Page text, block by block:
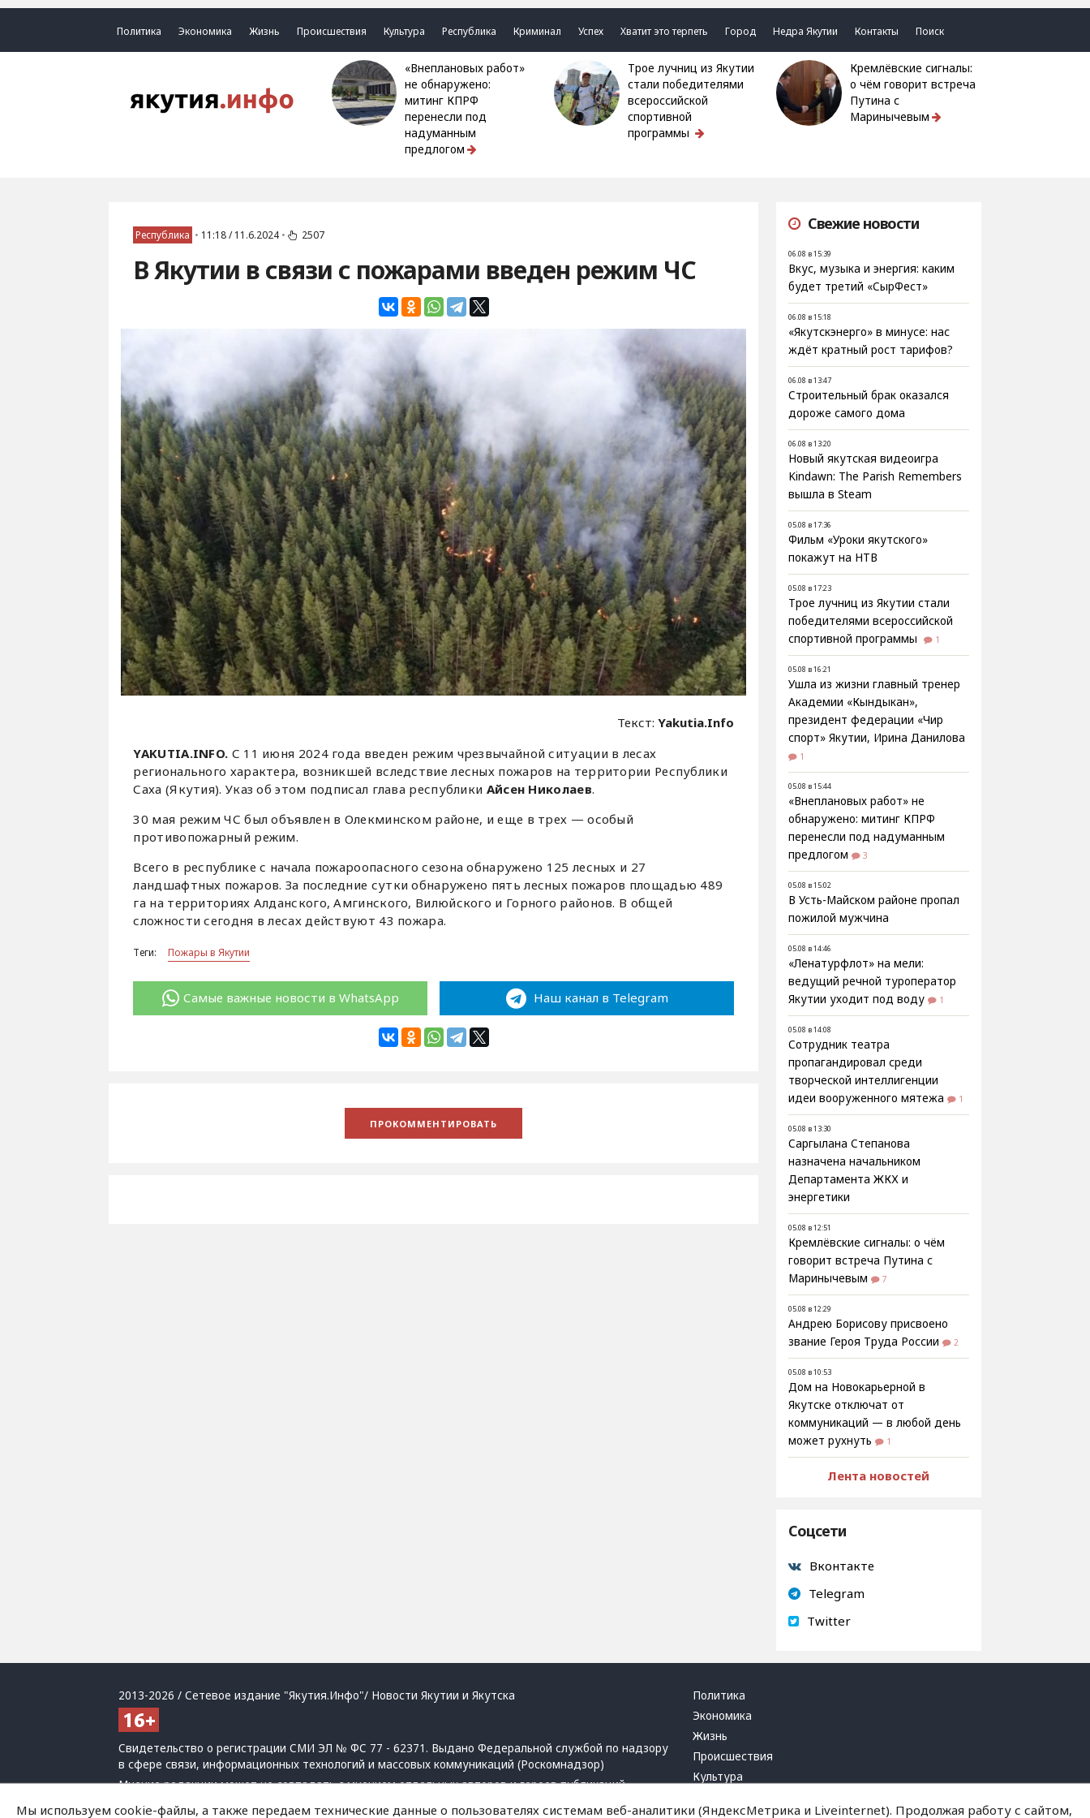
Политика Экономика Жизнь Происшествия Культура Республика Криминал Успех Хватит это терпеть Город Недра Якутии Контакты Поиск
«Внеплановых работ»
не обнаружено:
митинг КПРФ
перенесли под
надуманным
предлогом
Трое лучниц из Якутии
стали победителями
всероссийской
спортивной
программы
Кремлёвские сигналы:
о чём говорит встреча
Путина с
Маринычевым
Республика • 11:18 / 11.6.2024 • 2507
В Якутии в связи с пожарами введен режим ЧС
Текст:Yakutia.Info
YAKUTIA.INFO. С 11 июня 2024 года введен режим чрезвычайной ситуации в лесах
регионального характера, возникшей вследствие лесных пожаров на территории Республики
Саха (Якутия). Указ об этом подписал глава республики Айсен Николаев.
30 мая режим ЧС был объявлен в Олекминском районе, и еще в трех — особый
противопожарный режим.
Всего в республике с начала пожароопасного сезона обнаружено 125 лесных и 27
ландшафтных пожаров. За последние сутки обнаружено пять лесных пожаров площадью 489
га на территориях Алданского, Амгинского, Вилюйского и Горного районов. В общей
сложности сегодня в лесах действуют 43 пожара.
Теги: Пожары в Якутии
Самые важные новости в WhatsApp Наш канал в Telegram
Свежие новости
06.08 в 15:39
Вкус, музыка и энергия: каким
будет третий «СырФест»
06.08 в 15:18
«Якутскэнерго» в минусе: нас
ждёт кратный рост тарифов?
06.08 в 13:47
Строительный брак оказался
дороже самого дома
06.08 в 13:20
Новый якутская видеоигра
Kindawn: The Parish Remembers
вышла в Steam
05.08 в 17:36
Фильм «Уроки якутского»
покажут на НТВ
05.08 в 17:23
Трое лучниц из Якутии стали
победителями всероссийской
спортивной программы
1
05.08 в 16:21
Ушла из жизни главный тренер
Академии «Кындыкан»,
президент федерации «Чир
спорт» Якутии, Ирина Данилова
1
05.08 в 15:44
«Внеплановых работ» не
обнаружено: митинг КПРФ
перенесли под надуманным
предлогом
3
05.08 в 15:02
В Усть-Майском районе пропал
пожилой мужчина
05.08 в 14:46
«Ленатурфлот» на мели:
ведущий речной туроператор
Якутии уходит под воду
1
05.08 в 14:08
Сотрудник театра
пропагандировал среди
творческой интеллигенции
идеи вооруженного мятежа
1
05.08 в 13:30
Саргылана Степанова
назначена начальником
Департамента ЖКХ и
энергетики
05.08 в 12:51
Кремлёвские сигналы: о чём
говорит встреча Путина с
Маринычевым
7
05.08 в 12:29
Андрею Борисову присвоено
звание Героя Труда России
2
05.08 в 10:53
Дом на Новокарьерной в
Якутске отключат от
коммуникаций — в любой день
может рухнуть
1
Лента новостей
Соцсети
Вконтакте
Telegram
Twitter
2013-2026 / Сетевое издание "Якутия.Инфо"/ Новости Якутии и Якутска
Свидетельство о регистрации СМИ ЭЛ № ФС 77 - 62371. Выдано Федеральной службой по надзору
в сфере связи, информационных технологий и массовых коммуникаций (Роскомнадзор)
Мнение редакции может не совпадать с мнением отдельных авторов и героев публикаций.
При использовании материалов обязательна активная ссылка на сайт.
Политика
Экономика
Жизнь
Происшествия
Культура
Мы используем cookie-файлы, а также передаем технические данные о пользователях системам веб-аналитики (ЯндексМетрика и Liveinternet). Продолжая работу с сайтом,